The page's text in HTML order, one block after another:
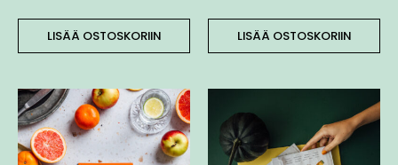
LISÄÄ OSTOSKORIIN LISÄÄ OSTOSKORIIN